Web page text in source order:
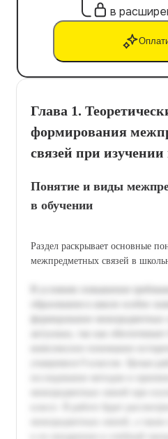
в
Глава 1.
формирования
связей при изучении
Понятие и виды
в обучении
Раздел раскрывает основные
межпредметных связей в